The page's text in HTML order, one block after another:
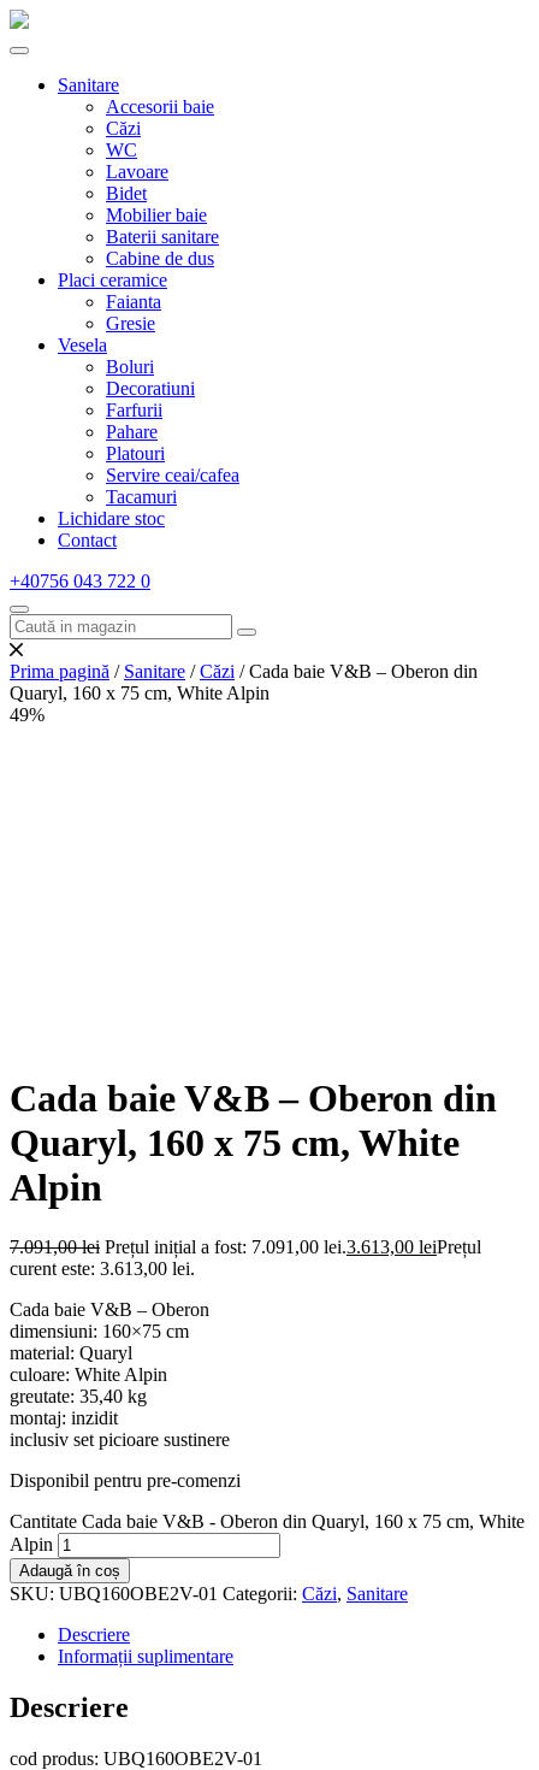
Sanitare
Accesorii baie
Căzi
WC
Lavoare
Bidet
Mobilier baie
Baterii sanitare
Cabine de dus
Placi ceramice
Faianta
Gresie
Vesela
Boluri
Decoratiuni
Farfurii
Pahare
Platouri
Servire ceai/cafea
Tacamuri
Lichidare stoc
Contact
+40756 043 722 0
Prima pagină / Sanitare /Căzi / Cada baie V&B – Oberon din
Quaryl, 160 x 75 cm, White Alpin
49%
Cada baie V&B – Oberon din
Quaryl, 160 x 75 cm, White
Alpin
7.091,00lei Prețul inițial a fost: 7.091,00 lei.3.613,00 leiPrețul
curent este: 3.613,00 lei.
Cada baie V&B – Oberon
dimensiuni: 160×75 cm
material: Quaryl
culoare: White Alpin
greutate: 35,40 kg
montaj: inzidit
inclusiv set picioare sustinere
Disponibil pentru pre-comenzi
Cantitate Cada baie V&B - Oberon din Quaryl, 160 x 75 cm, White
Alpin
Adaugă în coș
SKU: UBQ160OBE2V-01 Categorii: Căzi, Sanitare
Descriere
Informații suplimentare
Descriere
cod produs: UBQ160OBE2V-01